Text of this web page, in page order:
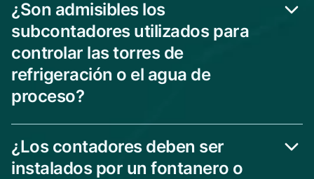
¿Son admisibles los
subcontadores utilizados para
controlar las torres de
refrigeración o el agua de
proceso?
¿Los contadores deben ser
instalados por un fontanero o